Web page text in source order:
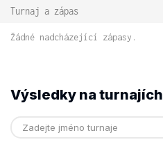
Turnaj a zápas
Žádné nadcházející zápasy.
Výsledky na turnajích